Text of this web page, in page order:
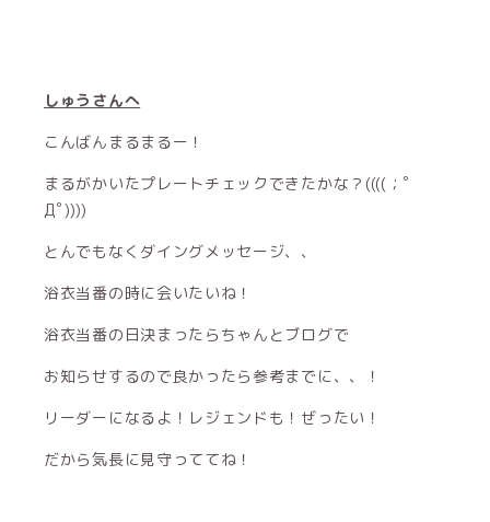
しゅうさんへ
こんばんまるまるー！
まるがかいたプレートチェックできたかな？((((；ﾟ
Дﾟ))))
とんでもなくダイングメッセージ、、
浴衣当番の時に会いたいね！
浴衣当番の日決まったらちゃんとブログで
お知らせするので良かったら参考までに、、！
リーダーになるよ！レジェンドも！ぜったい！
だから気長に見守っててね！